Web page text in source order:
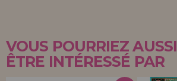
VOUS POURRIEZ AUSSI
ÊTRE INTÉRESSÉ PAR